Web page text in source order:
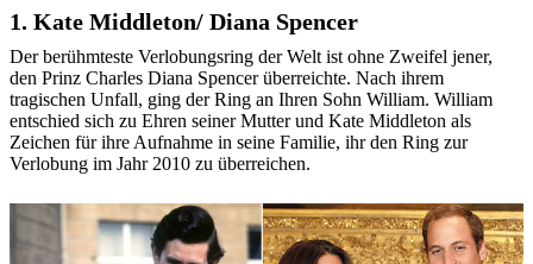
1. Kate Middleton/ Diana Spencer
Der berühmteste Verlobungsring der Welt ist ohne Zweifel jener,
den Prinz Charles Diana Spencer überreichte. Nach ihrem
tragischen Unfall, ging der Ring an Ihren Sohn William. William
entschied sich zu Ehren seiner Mutter und Kate Middleton als
Zeichen für ihre Aufnahme in seine Familie, ihr den Ring zur
Verlobung im Jahr 2010 zu überreichen.